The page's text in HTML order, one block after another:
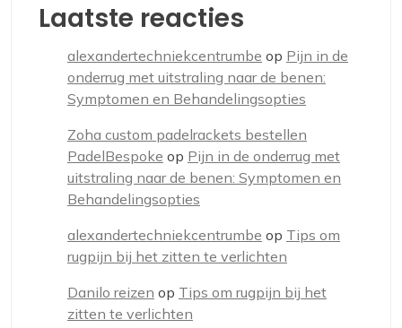
Laatste reacties
alexandertechniekcentrumbe op Pijn in de
onderrug met uitstraling naar de benen:
Symptomen en Behandelingsopties
Zoha custom padelrackets bestellen
PadelBespoke op Pijn in de onderrug met
uitstraling naar de benen: Symptomen en
Behandelingsopties
alexandertechniekcentrumbe op Tips om
rugpijn bij het zitten te verlichten
Danilo reizen op Tips om rugpijn bij het
zitten te verlichten